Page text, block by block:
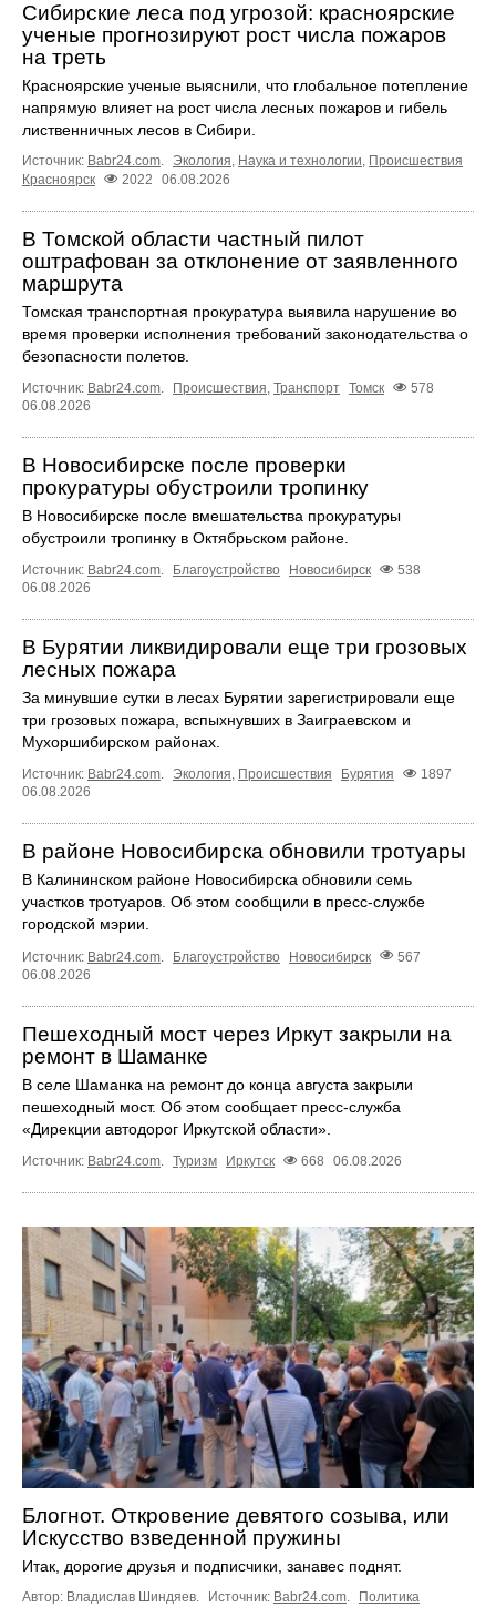
Сибирские леса под угрозой: красноярские
ученые прогнозируют рост числа пожаров
на треть
Красноярские ученые выяснили, что глобальное потепление
напрямую влияет на рост числа лесных пожаров и гибель
лиственничных лесов в Сибири.
Источник: Babr24.com. Экология, Наука и технологии, Происшествия
Красноярск
2022 06.08.2026
В Томской области частный пилот
оштрафован за отклонение от заявленного
маршрута
Томская транспортная прокуратура выявила нарушение во
время проверки исполнения требований законодательства о
безопасности полетов.
Источник: Babr24.com. Происшествия, Транспорт Томск
578
06.08.2026
В Новосибирске после проверки
прокуратуры обустроили тропинку
В Новосибирске после вмешательства прокуратуры
обустроили тропинку в Октябрьском районе.
Источник: Babr24.com. Благоустройство Новосибирск
538
06.08.2026
В Бурятии ликвидировали еще три грозовых
лесных пожара
За минувшие сутки в лесах Бурятии зарегистрировали еще
три грозовых пожара, вспыхнувших в Заиграевском и
Мухоршибирском районах.
Источник: Babr24.com. Экология, Происшествия Бурятия
1897
06.08.2026
В районе Новосибирска обновили тротуары
В Калининском районе Новосибирска обновили семь
участков тротуаров. Об этом сообщили в пресс-службе
городской мэрии.
Источник: Babr24.com Благоустройство Новосибирск
567
06.08.2026
Пешеходный мост через Иркут закрыли на
ремонт в Шаманке
В селе Шаманка на ремонт до конца августа закрыли
пешеходный мост. Об этом сообщает пресс‑служба
«Дирекции автодорог Иркутской области».
Источник: Babr24.com Туризм Иркутск 668 06.08.2026
Блогнот. Откровение девятого созыва, или
Искусство взведенной пружины
Итак, дорогие друзья и подписчики, занавес поднят.
Автор: Владислав Шиндяев. Источник: Babr24.com.
Политика